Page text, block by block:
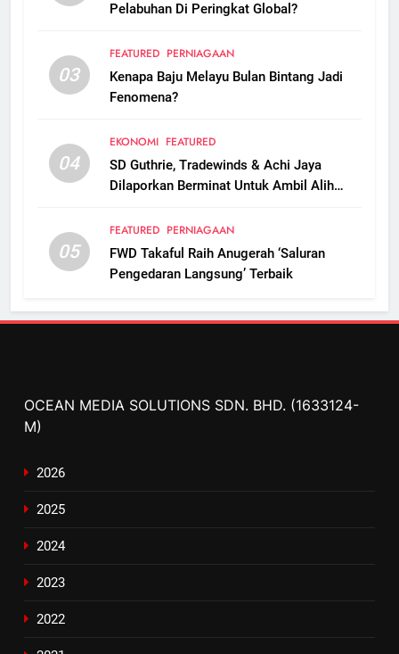
Pelabuhan Di Peringkat Global?
03
FEATURED PERNIAGAAN
Kenapa Baju Melayu Bulan Bintang Jadi
Fenomena?
04
EKONOMI FEATURED
SD Guthrie, Tradewinds & Achi Jaya
Dilaporkan Berminat Untuk Ambil Alih
05
FEATURED PERNIAGAAN
FWD Takaful Raih Anugerah ‘Saluran
Pengedaran Langsung’ Terbaik
OCEAN MEDIA SOLUTIONS SDN. BHD. (1633124-
M)
2026
2025
2024
2023
2022